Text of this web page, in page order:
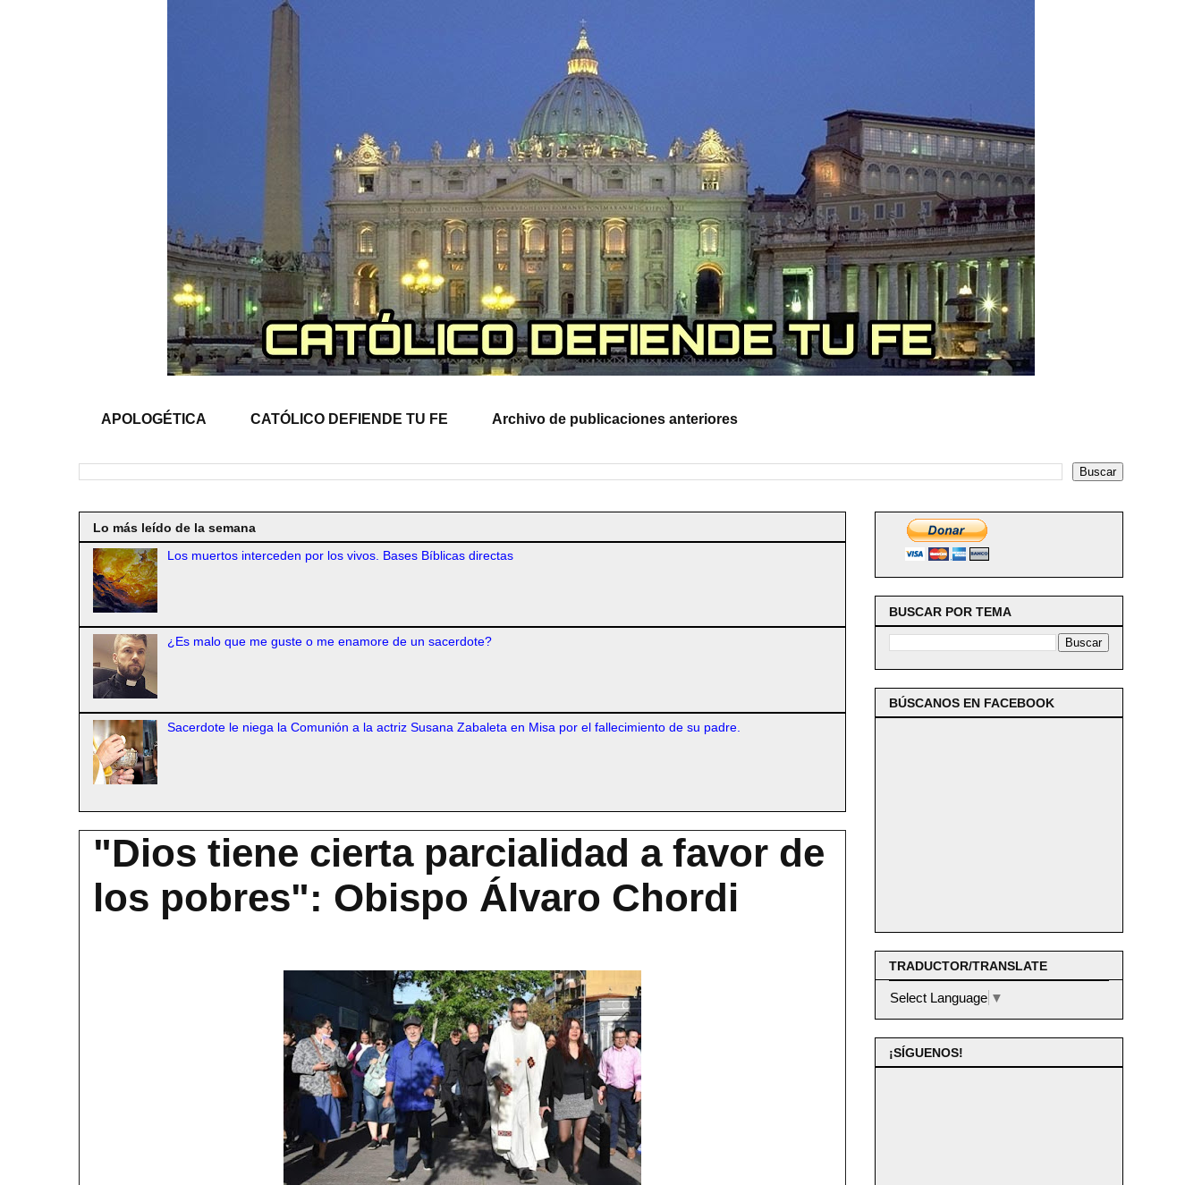
APOLOGÉTICA CATÓLICO DEFIENDE TU FE Archivo de publicaciones anteriores
Lo más leído de la semana
Los muertos interceden por los vivos. Bases Bíblicas directas
¿Es malo que me guste o me enamore de un sacerdote?
Sacerdote le niega la Comunión a la actriz Susana Zabaleta en Misa por el fallecimiento de su padre.
"Dios tiene cierta parcialidad a favor de
los pobres": Obispo Álvaro Chordi
BUSCAR POR TEMA
BÚSCANOS EN FACEBOOK
TRADUCTOR/TRANSLATE
Select Language ▼
¡SÍGUENOS!